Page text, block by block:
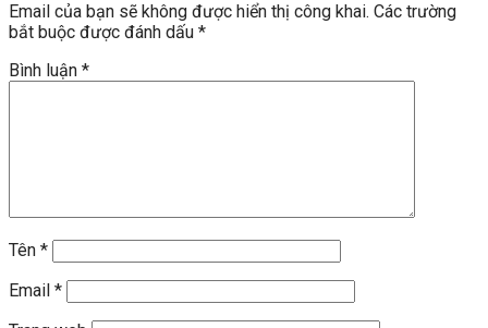
Email của bạn sẽ không được hiển thị công khai. Các trường
bắt buộc được đánh dấu *
Bình luận *
Tên *
Email *